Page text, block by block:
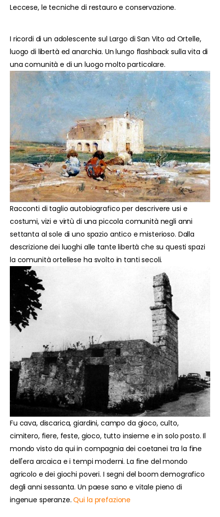
Leccese, le tecniche di restauro e conservazione.
I ricordi di un adolescente sul Largo di San Vito ad Ortelle,
luogo di libertà ed anarchia. Un lungo flashback sulla vita di
una comunità e di un luogo molto particolare.
Racconti di taglio autobiografico per descrivere usi e
costumi, vizi e virtù di una piccola comunità negli anni
settanta al sole di uno spazio antico e misterioso. Dalla
descrizione dei luoghi alle tante libertà che su questi spazi
la comunità ortellese ha svolto in tanti secoli.
Fu cava, discarica, giardini, campo da gioco, culto,
cimitero, fiere, feste, gioco, tutto insieme e in solo posto. Il
mondo visto da qui in compagnia dei coetanei tra la fine
dell'era arcaica e i tempi moderni. La fine del mondo
agricolo e dei giochi poveri. I segni del boom demografico
degli anni sessanta. Un paese sano e vitale pieno di
ingenue speranze.Qui la prefazione